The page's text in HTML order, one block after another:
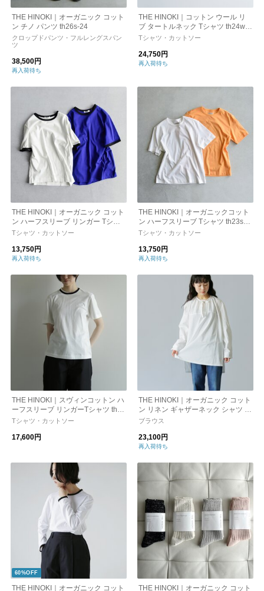
THE HINOKI｜オーガニック コット
ン チノ パンツ th26s-24
クロップドパンツ・フルレングスパン
ツ
38,500円
再入荷待ち
THE HINOKI｜コットン ウール リ
ブ タートルネック Tシャツ th24w-4
9
Tシャツ・カットソー
24,750円
再入荷待ち
THE HINOKI｜オーガニック コット
ン ハーフスリーブ リンガー Tシャ
ツ th24s-40
Tシャツ・カットソー
13,750円
再入荷待ち
THE HINOKI｜オーガニックコット
ン ハーフスリーブ Tシャツ th23s-4
5
Tシャツ・カットソー
13,750円
再入荷待ち
THE HINOKI｜スヴィンコットン ハ
ーフスリーブ リンガーTシャツ th26
s-41
Tシャツ・カットソー
17,600円
THE HINOKI｜オーガニック コット
ン リネン ギャザーネック シャツ th
23s-17
ブラウス
23,100円
再入荷待ち
60%OFF
THE HINOKI｜オーガニック コット
THE HINOKI｜オーガニック コット